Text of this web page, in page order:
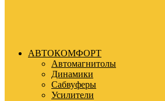
АВТОКОМФОРТ
Автомагнитолы
Динамики
Сабвуферы
Усилители